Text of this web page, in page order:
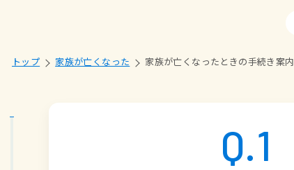
トップ 家族が亡くなった 家族が亡くなったときの手続き案内
Q.1